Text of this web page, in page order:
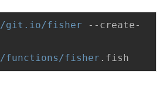
/git.io/fisher --create-
/functions/fisher .fish